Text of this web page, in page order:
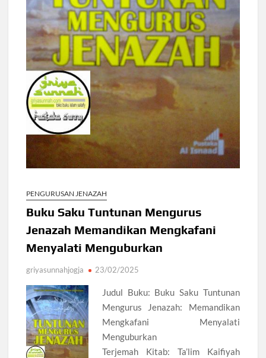
PENGURUSAN JENAZAH
Buku Saku Tuntunan Mengurus
Jenazah Memandikan Mengkafani
Menyalati Menguburkan
griyasunnahjogja 23/02/2025
Judul Buku: Buku Saku Tuntunan
Mengurus Jenazah: Memandikan
Mengkafani Menyalati
Menguburkan
Terjemah Kitab: Ta’lim Kaifiyah